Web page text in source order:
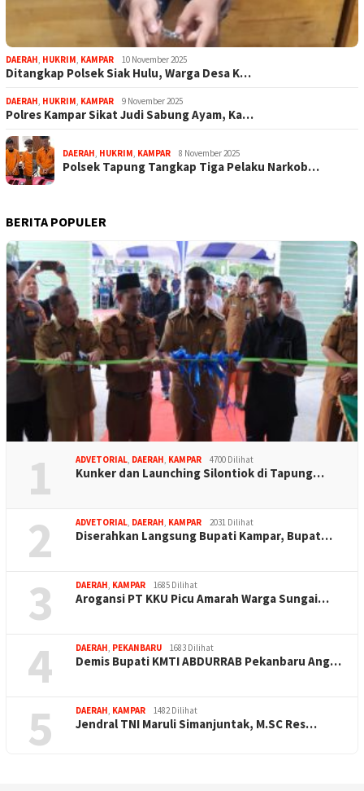
DAERAH, HUKRIM, KAMPAR 10 November 2025
Ditangkap Polsek Siak Hulu, Warga Desa K…
DAERAH, HUKRIM, KAMPAR 9 November 2025
Polres Kampar Sikat Judi Sabung Ayam, Ka…
DAERAH, HUKRIM, KAMPAR 8 November 2025
Polsek Tapung Tangkap Tiga Pelaku Narkob…
BERITA POPULER
1 ADVETORIAL, DAERAH, KAMPAR 4700 Dilihat
Kunker dan Launching Silontiok di Tapung…
2 ADVETORIAL, DAERAH, KAMPAR 2031 Dilihat
Diserahkan Langsung Bupati Kampar, Bupat…
3 DAERAH, KAMPAR 1685 Dilihat
Arogansi PT KKU Picu Amarah Warga Sungai…
4 DAERAH, PEKANBARU 1683 Dilihat
Demis Bupati KMTI ABDURRAB Pekanbaru Ang…
5 DAERAH, KAMPAR 1482 Dilihat
Jendral TNI Maruli Simanjuntak, M.SC Res…